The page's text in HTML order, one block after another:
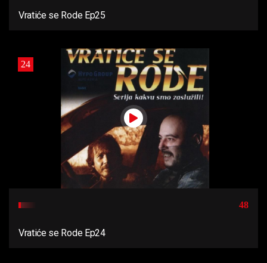
Vratiće se Rode Ep25
24
48
Vratiće se Rode Ep24